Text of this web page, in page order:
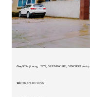
Goş:903-nji otag, .2272, YUEMING RD, YINZHOU etraby
Tel:+86-574-87714795